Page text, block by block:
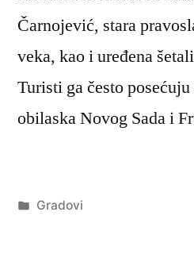
Čarnojević, stara
veka, kao i uređena
Turisti ga često
obilaska Novog Sada i
Објављено
Gradovi